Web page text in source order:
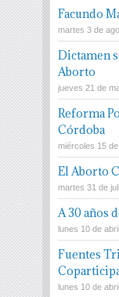
Facundo
martes 3 de
Dictamen
Aborto
jueves 21 de
Reforma
Córdoba
miércoles 15
El Aborto
martes 31 de
A 30 años
lunes 10 de
Fuentes
lunes 10 de